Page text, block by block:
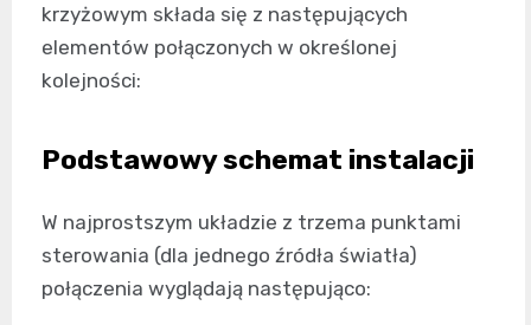
krzyżowym składa się z następujących
elementów połączonych w określonej
kolejności:
Podstawowy schemat instalacji
W najprostszym układzie z trzema punktami
sterowania (dla jednego źródła światła)
połączenia wyglądają następująco: